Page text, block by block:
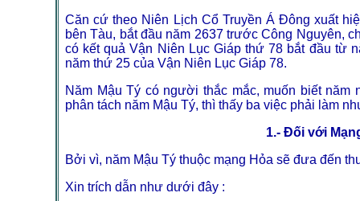
Căn cứ theo Niên Lịch Cổ Truyền Á Đông xuất
bên Tàu, bắt đầu năm 2637 trước Công Nguyên,
có kết quả Vận Niên Lục Giáp thứ 78 bắt đầu từ
năm thứ 25 của Vận Niên Lục Giáp 78.
Năm Mậu Tý có người thắc mắc, muốn biết
phân tách năm Mậu Tý, thì thấy ba việc phải làm
1.- Đối với
Bởi vì, năm Mậu Tý thuộc mạng Hỏa sẽ đưa đến
Xin trích dẫn như dưới đây :